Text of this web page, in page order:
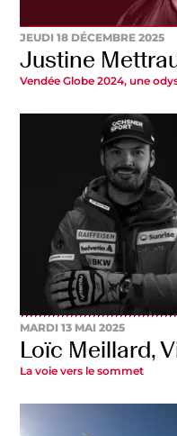
JEUDI 18 DÉCEMBRE 2025
Justine
Vendée Globe 2024, une
MARDI 13 MAI 2025
Loïc Meillard,
La voie vers le sommet